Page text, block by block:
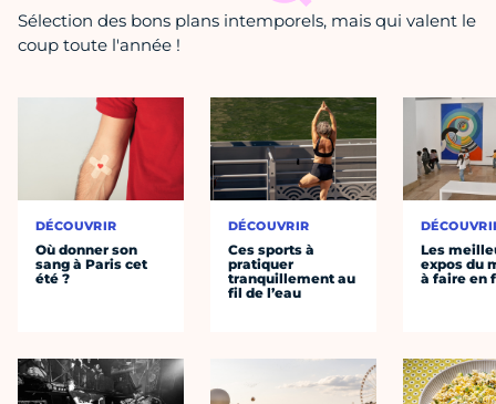
Sélection des bons plans intemporels, mais qui valent le
coup toute l'année !
DÉCOUVRIR
Où donner son
sang à Paris cet
été ?
DÉCOUVRIR
Ces sports à
pratiquer
tranquillement au
fil de l’eau
Les
expos du
à faire en